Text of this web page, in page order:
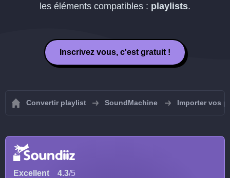
les éléments compatibles : playlists.
Inscrivez vous, c'est gratuit !
Convertir playlist SoundMachine Importer vos
Excellent 4.3/5